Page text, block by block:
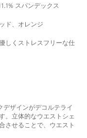
スパンデックス
ド、オレンジ
しくストレスフリーな仕
デザインがデコルテライ
。立体的なウエストシェ
させることで、ウエスト